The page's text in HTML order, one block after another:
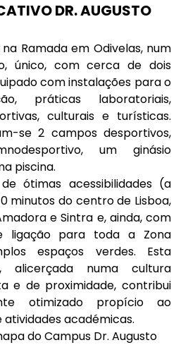
DR. AUGUSTO
Ramada em Odivelas, num
único, com cerca de dois
com instalações para o
práticas laboratoriais,
culturais e turísticas.
se 2 campos desportivos,
um ginásio
piscina.
ótimas acessibilidades (a
minutos do centro de Lisboa,
e Sintra e, ainda, com
ligação para toda a Zona
espaços verdes. Esta
alicerçada numa cultura
e de proximidade, contribui
otimizado propício ao
académicas.
do Campus Dr. Augusto